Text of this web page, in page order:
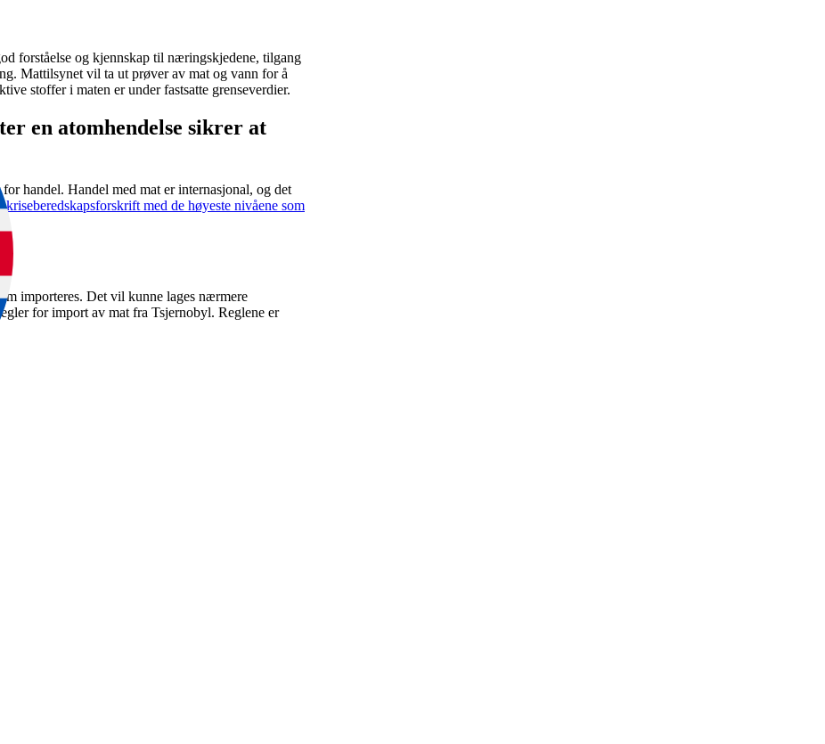
forståelse og kjennskap til næringskjedene, tilgang
Mattilsynet vil ta ut prøver av mat og vann for å
stoffer i maten er under fastsatte grenseverdier.
en atomhendelse sikrer at
handel. Handel med mat er internasjonal, og det
kriseberedskapsforskrift med de høyeste nivåene som
importeres. Det vil kunne lages nærmere
for import av mat fra Tsjernobyl. Reglene er